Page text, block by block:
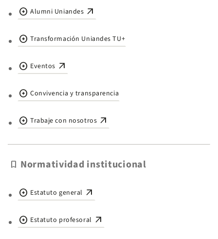
arrow_circle_right Alumni Uniandes arrow_outward
arrow_circle_right Transformación Uniandes TU+
arrow_circle_right Eventos arrow_outward
arrow_circle_right Convivencia y transparencia
arrow_circle_right Trabaje con nosotros arrow_outward
bookmark Normatividad institucional
arrow_circle_right Estatuto general arrow_outward
arrow_circle_right Estatuto profesoral arrow_outward